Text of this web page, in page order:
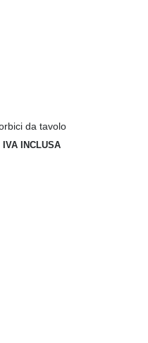
da tavolo
IVA INCLUSA